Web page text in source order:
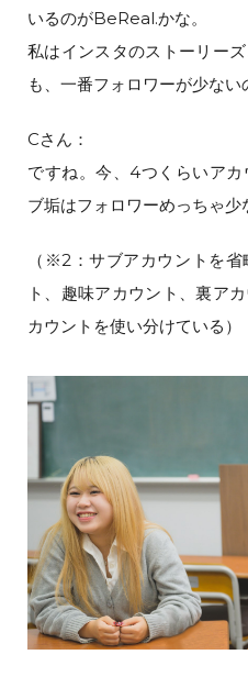
いるのがBeReal.かな。
私はインスタのストーリー
も、一番フォロワーが少な
Cさん：
ですね。今、4つくらいア
ブ垢はフォロワーめっちゃ少
（※2：サブアカウントを
ト、趣味アカウント、裏ア
カウントを使い分けている）